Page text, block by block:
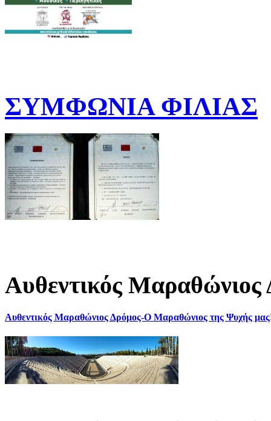
ΣΥΜΦΩΝΙΑ ΦΙΛΙΑΣ
Αυθεντικός Μαραθώνιος
Αυθεντικός Μαραθώνιος Δρόμος-Ο Μαραθώνιος της Ψυχής